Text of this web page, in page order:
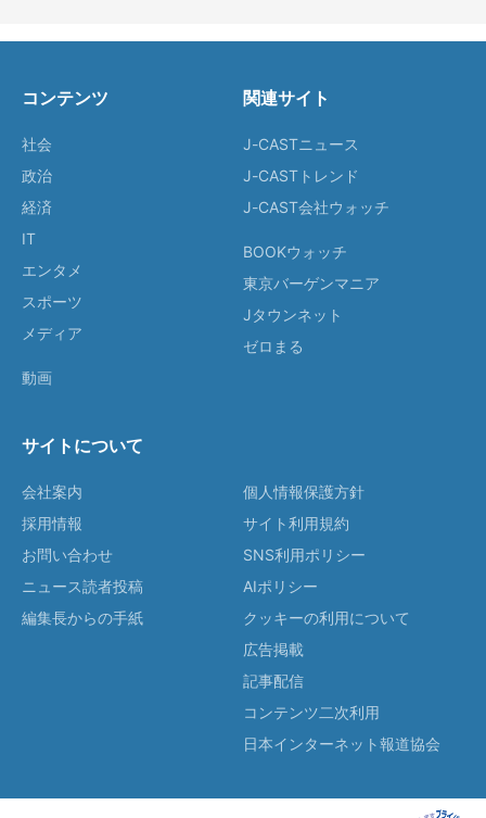
コンテンツ
社会
政治
経済
IT
エンタメ
スポーツ
メディア
動画
関連サイト
J-CASTニュース
J-CASTトレンド
J-CAST会社ウォッチ
BOOKウォッチ
東京バーゲンマニア
Jタウンネット
ゼロまる
サイトについて
会社案内
採用情報
お問い合わせ
ニュース読者投稿
編集長からの手紙
個人情報保護方針
サイト利用規約
SNS利用ポリシー
AIポリシー
クッキーの利用について
広告掲載
記事配信
コンテンツ二次利用
日本インターネット報道協会